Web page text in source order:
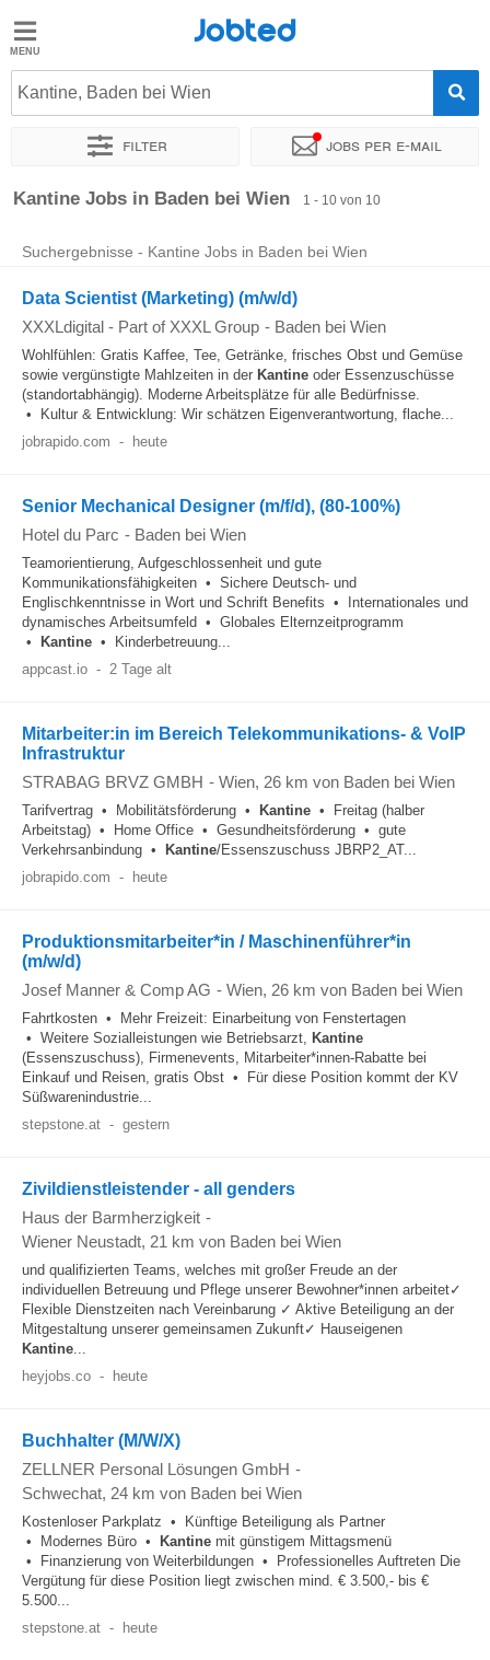
Jobted
Jobs
Jobted
Kantine, Baden bei Wien
Filter Jobs per e-mail
Sortieren nach Genauer Standort
Kantine Jobs in Baden bei Wien 1 - 10 von 10
Suchergebnisse - Kantine Jobs in Baden bei Wien
Data Scientist (Marketing) (m/w/d)
XXXLdigital - Part of XXXL Group - Baden bei Wien
Wohlfühlen: Gratis Kaffee, Tee, Getränke, frisches Obst und Gemüse
sowie vergünstigte Mahlzeiten in der Kantine oder Essenzuschüsse
(standortabhängig). Moderne Arbeitsplätze für alle Bedürfnisse.
• Kultur & Entwicklung: Wir schätzen Eigenverantwortung, flache...
jobrapido.com - heute
Senior Mechanical Designer (m/f/d), (80-100%)
Hotel du Parc - Baden bei Wien
Teamorientierung, Aufgeschlossenheit und gute
Kommunikationsfähigkeiten • Sichere Deutsch‑ und
Englischkenntnisse in Wort und Schrift Benefits • Internationales und
dynamisches Arbeitsumfeld • Globales Elternzeitprogramm
•
Kantine • Kinderbetreuung...
appcast.io - 2 Tage alt
Mitarbeiter:in im Bereich Telekommunikations- & VoIP
Infrastruktur
STRABAG BRVZ GMBH - Wien, 26 km von Baden bei Wien
Tarifvertrag • Mobilitätsförderung • Kantine • Freitag (halber
Arbeitstag) • Home Office • Gesundheitsförderung • gute
Verkehrsanbindung •
Kantine/Essenszuschuss JBRP2_AT...
jobrapido.com - heute
Produktionsmitarbeiter*in / Maschinenführer*in
(m/w/d)
Josef Manner & Comp AG - Wien, 26 km von Baden bei Wien
Fahrtkosten • Mehr Freizeit: Einarbeitung von Fenstertagen
• Weitere Sozialleistungen wie Betriebsarzt, Kantine
(Essenszuschuss), Firmenevents, Mitarbeiter*innen-Rabatte bei
Einkauf und Reisen, gratis Obst • Für diese Position kommt der KV
Süßwarenindustrie...
stepstone.at - gestern
Zivildienstleistender - all genders
Haus der Barmherzigkeit -
Wiener Neustadt, 21 km von Baden bei Wien
und qualifizierten Teams, welches mit großer Freude an der
individuellen Betreuung und Pflege unserer Bewohner*innen arbeitet✓
Flexible Dienstzeiten nach Vereinbarung ✓ Aktive Beteiligung an der
Mitgestaltung unserer gemeinsamen Zukunft✓ Hauseigenen
Kantine...
heyjobs.co - heute
Buchhalter (M/W/X)
ZELLNER Personal Lösungen GmbH -
Schwechat, 24 km von Baden bei Wien
Kostenloser Parkplatz • Künftige Beteiligung als Partner
• Modernes Büro •
Kantine mit günstigem Mittagsmenü
• Finanzierung von Weiterbildungen • Professionelles Auftreten Die
Vergütung für diese Position liegt zwischen mind. € 3.500,- bis €
5.500...
stepstone.at - heute